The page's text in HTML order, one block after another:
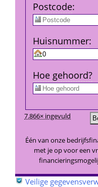
7.866× ingevuld
Één van onze
met je op voor een
Post­code:
Huis­nummer:
Hoe gehoord?
Veilige